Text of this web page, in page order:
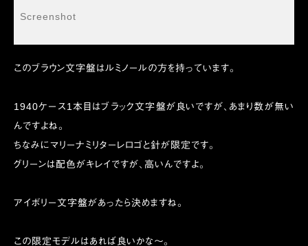
Screenshot
このブラウン文字盤はルミノールの方を持っています。
1940ケース1本目はブラック文字盤が良いですが、あまり数が無い
んですよね。
ちなみにマリーナミリターレロゴと針が限定です。
グリーンは配色がキレイですが、高いんですよ。
アイボリー文字盤があったら決めますね。
この限定モデルはあれば良いかな〜。